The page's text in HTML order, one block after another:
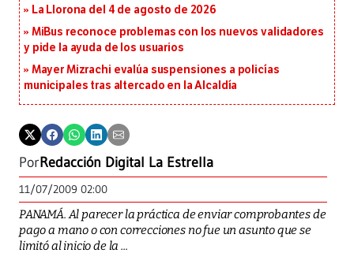
La Llorona del 4 de agosto de 2026
MiBus reconoce problemas con los nuevos validadores
y pide la ayuda de los usuarios
Mayer Mizrachi evalúa suspensiones a policías
municipales tras altercado en la Alcaldía
PorRedacción Digital La Estrella
11/07/2009 02:00
PANAMÁ. Al parecer la práctica de enviar comprobantes de
pago a mano o con correcciones no fue un asunto que se
limitó al inicio de la ...